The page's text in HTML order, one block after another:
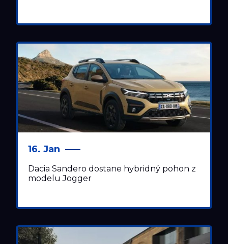
16. Jan
Dacia Sandero dostane hybridný pohon z
modelu Jogger